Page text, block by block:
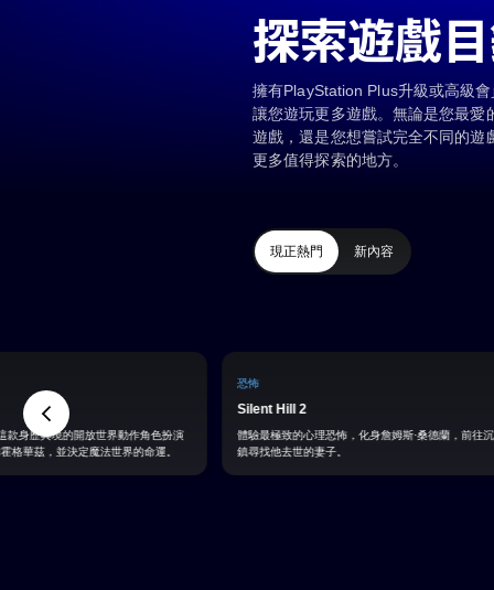
探索遊戲
擁有PlayStation Plus升級或高級
讓您遊玩更多遊戲。無論是您最愛
遊戲，還是您想嘗試完全不同的遊
更多值得探索的地方。
現正熱門 新內容
款身歷其境的開放世界動作角色扮演
格華茲，並決定魔法世界的命運。
恐怖
Silent Hill 2
體驗最極致的心理恐怖，化身詹姆斯·桑德蘭，前往
鎮尋找他去世的妻子。